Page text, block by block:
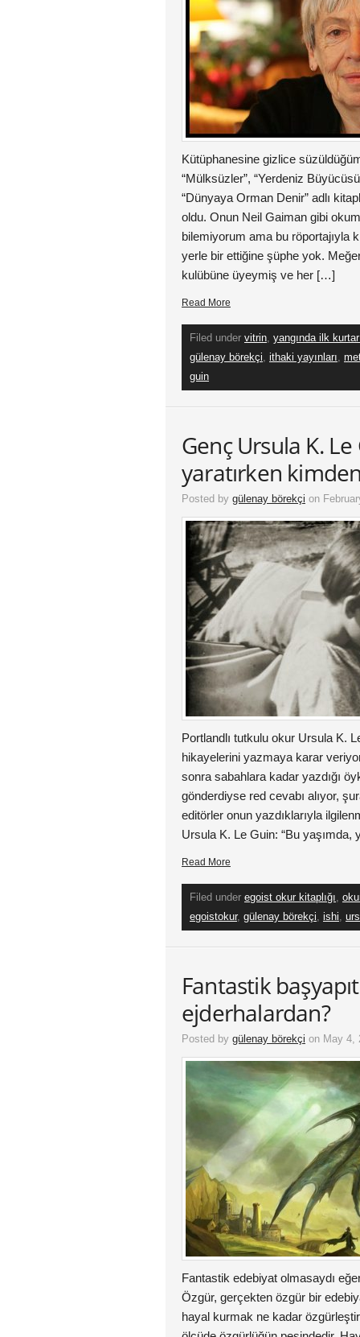
Kütüphanesine gizlice
“Mülksüzler”, “Yerdeniz
“Dünyaya Orman Denir” adlı
oldu. Onun Neil Gaiman gibi
bilemiyorum ama bu röportajıyla
yerle bir ettiğine şüphe yok.
kulübüne üyeymiş ve her […]
Read More
Filed under vitrin, yangında ilk
gülenay börekçi, ithaki yayınları,
guin
Genç Ursula K. Le
yaratırken
Posted by gülenay börekçi on
Portlandlı tutkulu okur Ursula K.
hikayelerini yazmaya karar
sonra sabahlara kadar yazdığı
gönderdiyse red cevabı alıyor,
editörler onun yazdıklarıyla
Ursula K. Le Guin: “Bu yaşımda,
Read More
Filed under egoist okur kitaplığı,
egoistokur, gülenay börekçi, ishi,
Fantastik
ejderhalardan?
Posted by gülenay börekçi on May 4,
Fantastik edebiyat olmasaydı
Özgür, gerçekten özgür bir
hayal kurmak ne kadar